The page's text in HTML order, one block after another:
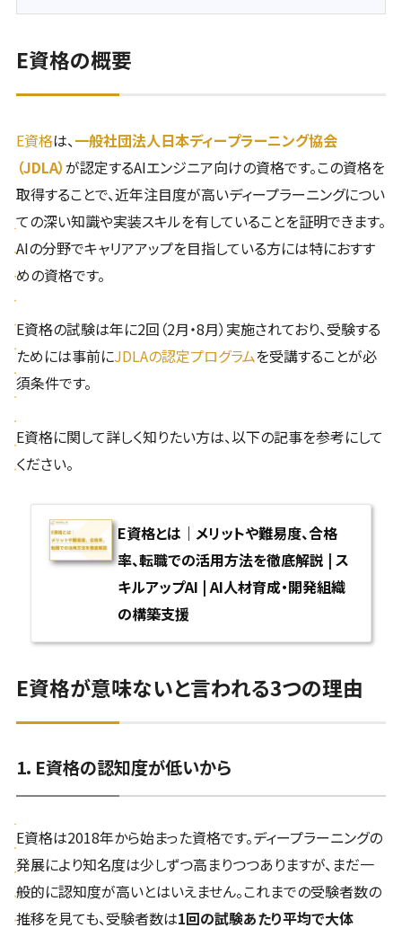
E資格の概要
E資格は、一般社団法人日本ディープラーニング協会
（JDLA）が認定するAIエンジニア向けの資格です。この資格を
取得することで、近年注目度が高いディープラーニングについ
ての深い知識や実装スキルを有していることを証明できます。
AIの分野でキャリアアップを目指している方には特におすす
めの資格です。
E資格の試験は年に2回（2月・8月）実施されており、受験する
ためには事前にJDLAの認定プログラムを受講することが必
須条件です。
E資格に関して詳しく知りたい方は、以下の記事を参考にして
ください。
E資格とは｜メリットや難易度、合格
率、転職での活用方法を徹底解説 | ス
キルアップAI | AI人材育成・開発組織
の構築支援
E資格が意味ないと言われる3つの理由
1. E資格の認知度が低いから
E資格は2018年から始まった資格です。ディープラーニングの
発展により知名度は少しずつ高まりつつありますが、まだ一
般的に認知度が高いとはいえません。これまでの受験者数の
推移を見ても、受験者数は1回の試験あたり平均で大体